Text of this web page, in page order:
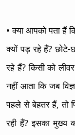
• क्या आपको पता हैं
क्यों पड़ रहे हैं? छोटे-
रहे हैं? किसी को
नहीं आता कि जब
पहले से बेहतर हैं, तो
रही हैं? इसका मुख्य